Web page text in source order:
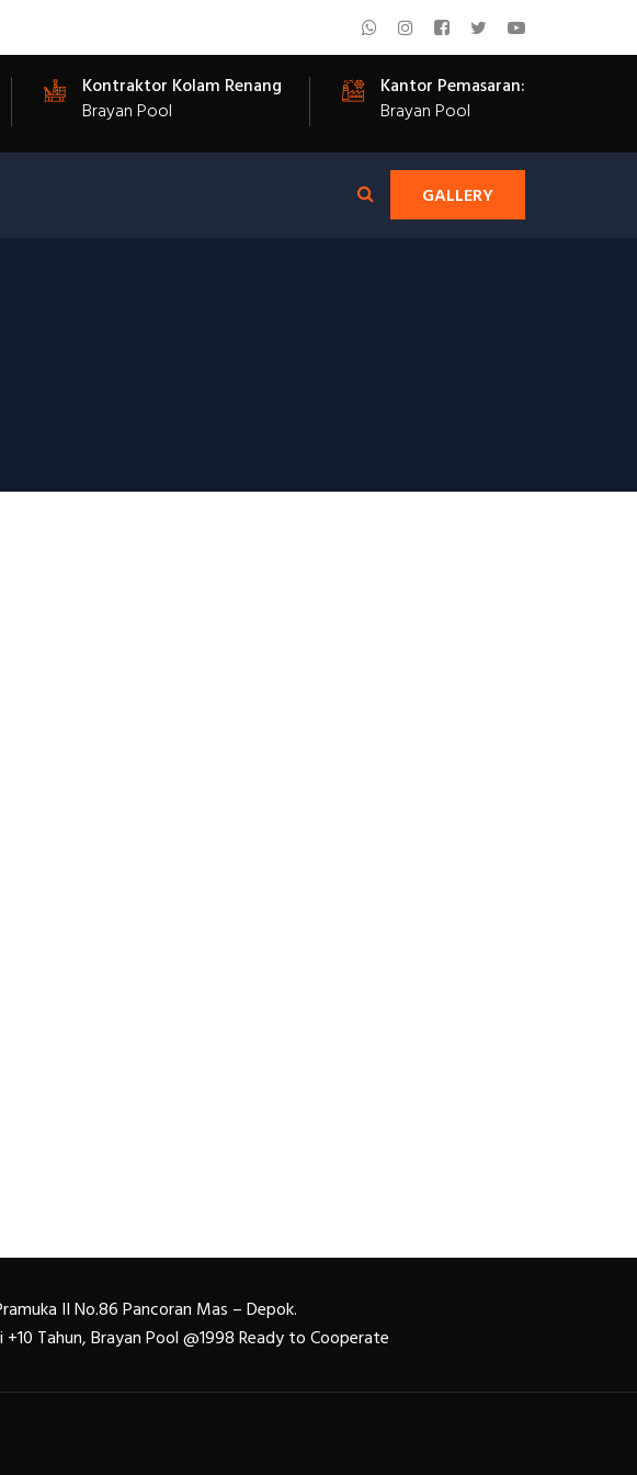
Kontraktor Kolam Renang
Brayan Pool
Kantor Pemasaran:
Brayan Pool
GALLERY
II No.86 Pancoran Mas – Depok.
Tahun, Brayan Pool @1998 Ready to Cooperate